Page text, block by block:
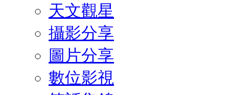
天文觀星
攝影分享
圖片分享
數位影視